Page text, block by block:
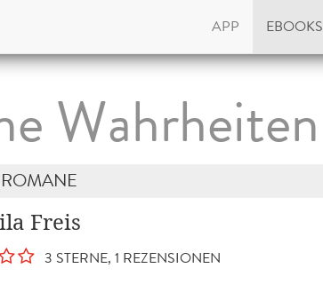
APP EBOOKS
Wahrheiten
Freis
3 STERNE, 1 REZENSIONEN